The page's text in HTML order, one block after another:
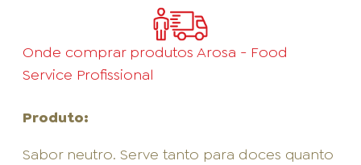
Onde comprar produtos Arosa - Food
Service Profissional
Produto:
Sabor neutro. Serve tanto para doces quanto